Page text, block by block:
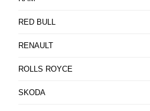
RED BULL
RENAULT
ROLLS ROYCE
SKODA